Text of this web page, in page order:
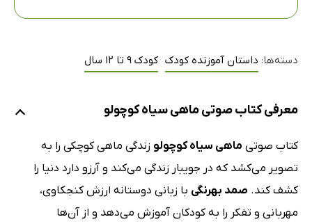
دسته‌ها: داستان آموزنده کودک کودک 9 تا 12 سال
معرفی کتاب صوتی ماهی سیاه کوچولو
کتاب صوتی ماهی سیاه کوچولو زندگی ماهی کوچکی را به
تصویر می‌کشد که در جویبار زندگی می‌کند و آرزو دارد دنیا را
کشف کند. صمد بهرنگی با زبانی دوستانه ارزش کنجکاوی،
مهربانی و تفکر را به کودکان آموزش می‌دهد و از آن‌ها